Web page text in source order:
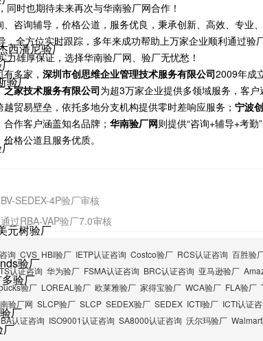
西潘尼验厂
验厂
元树验厂
验厂
验厂
厂
厂
时也期待未来再次与华南验厂网合作！
咨询辅导，价格公道，服务优良，秉承创新、高效、专业
，全方位实时跟踪，多年来成功帮助上万家企业顺利通过验
雄厚保证，选择华南验厂网、验厂无忧愁！
多家， 深圳市创思维企业管理技术服务有限公司2009年成
之家技术服务有限公司为超3万家企业提供多领域服务，客户
贸易壁垒，依托多地分支机构提供零时差响应服务； 宁波
作客户涵盖知名品牌； 华南验厂网则提供“咨询+辅导+考勤
格公道且服务优质。
SEDEX-4P验厂审核
过RBA-VAP验厂7.0审核
询 CVS HBI验厂 IETP认证咨询 Costco验厂 RCS认证咨询 百胜验
认证咨询 华为验厂 FSMA认证咨询 BRC认证咨询 亚马逊验厂
验厂 LOREAL验厂 欧莱雅验厂 家得宝验厂 WCA验厂 FLA验厂
验厂网 SLCP验厂 SLCP SEDEX验厂 SEDEX ICTI验厂 ICTI认证
认证咨询 ISO9001认证咨询 SA8000认证咨询 沃尔玛验厂